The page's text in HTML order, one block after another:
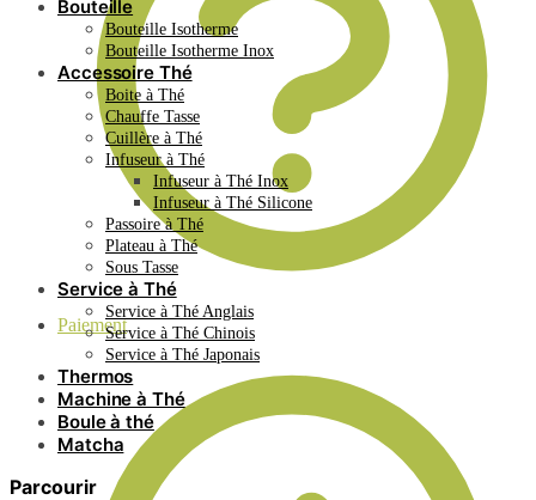
Paiement
Bouteille
Bouteille Isotherme
Bouteille Isotherme Inox
Accessoire Thé
Boite à Thé
Chauffe Tasse
Cuillère à Thé
Infuseur à Thé
Infuseur à Thé Inox
Infuseur à Thé Silicone
Passoire à Thé
Plateau à Thé
Sous Tasse
Service à Thé
Service à Thé Anglais
Service à Thé Chinois
Service à Thé Japonais
Thermos
Machine à Thé
Boule à thé
Matcha
Parcourir